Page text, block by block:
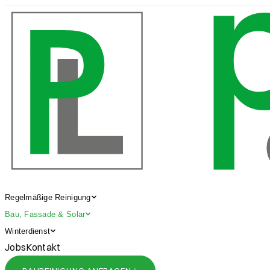
Regelmäßige Reinigung
Bau, Fassade & Solar
Winterdienst
JobsKontakt